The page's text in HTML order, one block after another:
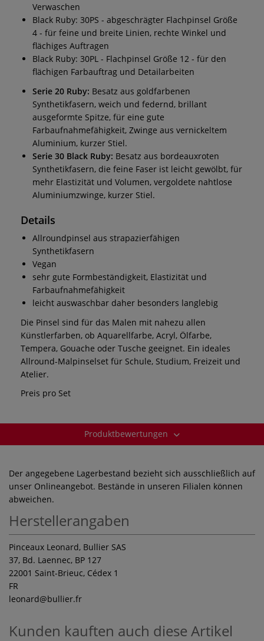
Verwaschen
Black Ruby: 30PS - abgeschrägter Flachpinsel Größe
4 - für feine und breite Linien, rechte Winkel und
flächiges Auftragen
Black Ruby: 30PL - Flachpinsel Größe 12 - für den
flächigen Farbauftrag und Detailarbeiten
Serie 20 Ruby: Besatz aus goldfarbenen
Synthetikfasern, weich und federnd, brillant
ausgeformte Spitze, für eine gute
Farbaufnahmefähigkeit, Zwinge aus vernickeltem
Aluminium, kurzer Stiel.
Serie 30 Black Ruby: Besatz aus bordeauxroten
Synthetikfasern, die feine Faser ist leicht gewölbt, für
mehr Elastizität und Volumen, vergoldete nahtlose
Aluminiumzwinge, kurzer Stiel.
Details
Allroundpinsel aus strapazierfähigen
Synthetikfasern
Vegan
sehr gute Formbeständigkeit, Elastizität und
Farbaufnahmefähigkeit
leicht auswaschbar daher besonders langlebig
Die Pinsel sind für das Malen mit nahezu allen
Künstlerfarben, ob Aquarellfarbe, Acryl, Ölfarbe,
Tempera, Gouache oder Tusche geeignet. Ein ideales
Allround-Malpinselset für Schule, Studium, Freizeit und
Atelier.
Preis pro Set
Produktbewertungen
Der angegebene Lagerbestand bezieht sich ausschließlich auf
unser Onlineangebot. Bestände in unseren Filialen können
abweichen.
Herstellerangaben
Pinceaux Leonard, Bullier SAS
37, Bd. Laennec, BP 127
22001 Saint-Brieuc, Cédex 1
FR
leonard@bullier.fr
Kunden kauften auch diese Artikel